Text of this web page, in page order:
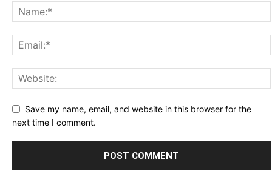
Save my name, email, and website in this browser for the
next time I comment.